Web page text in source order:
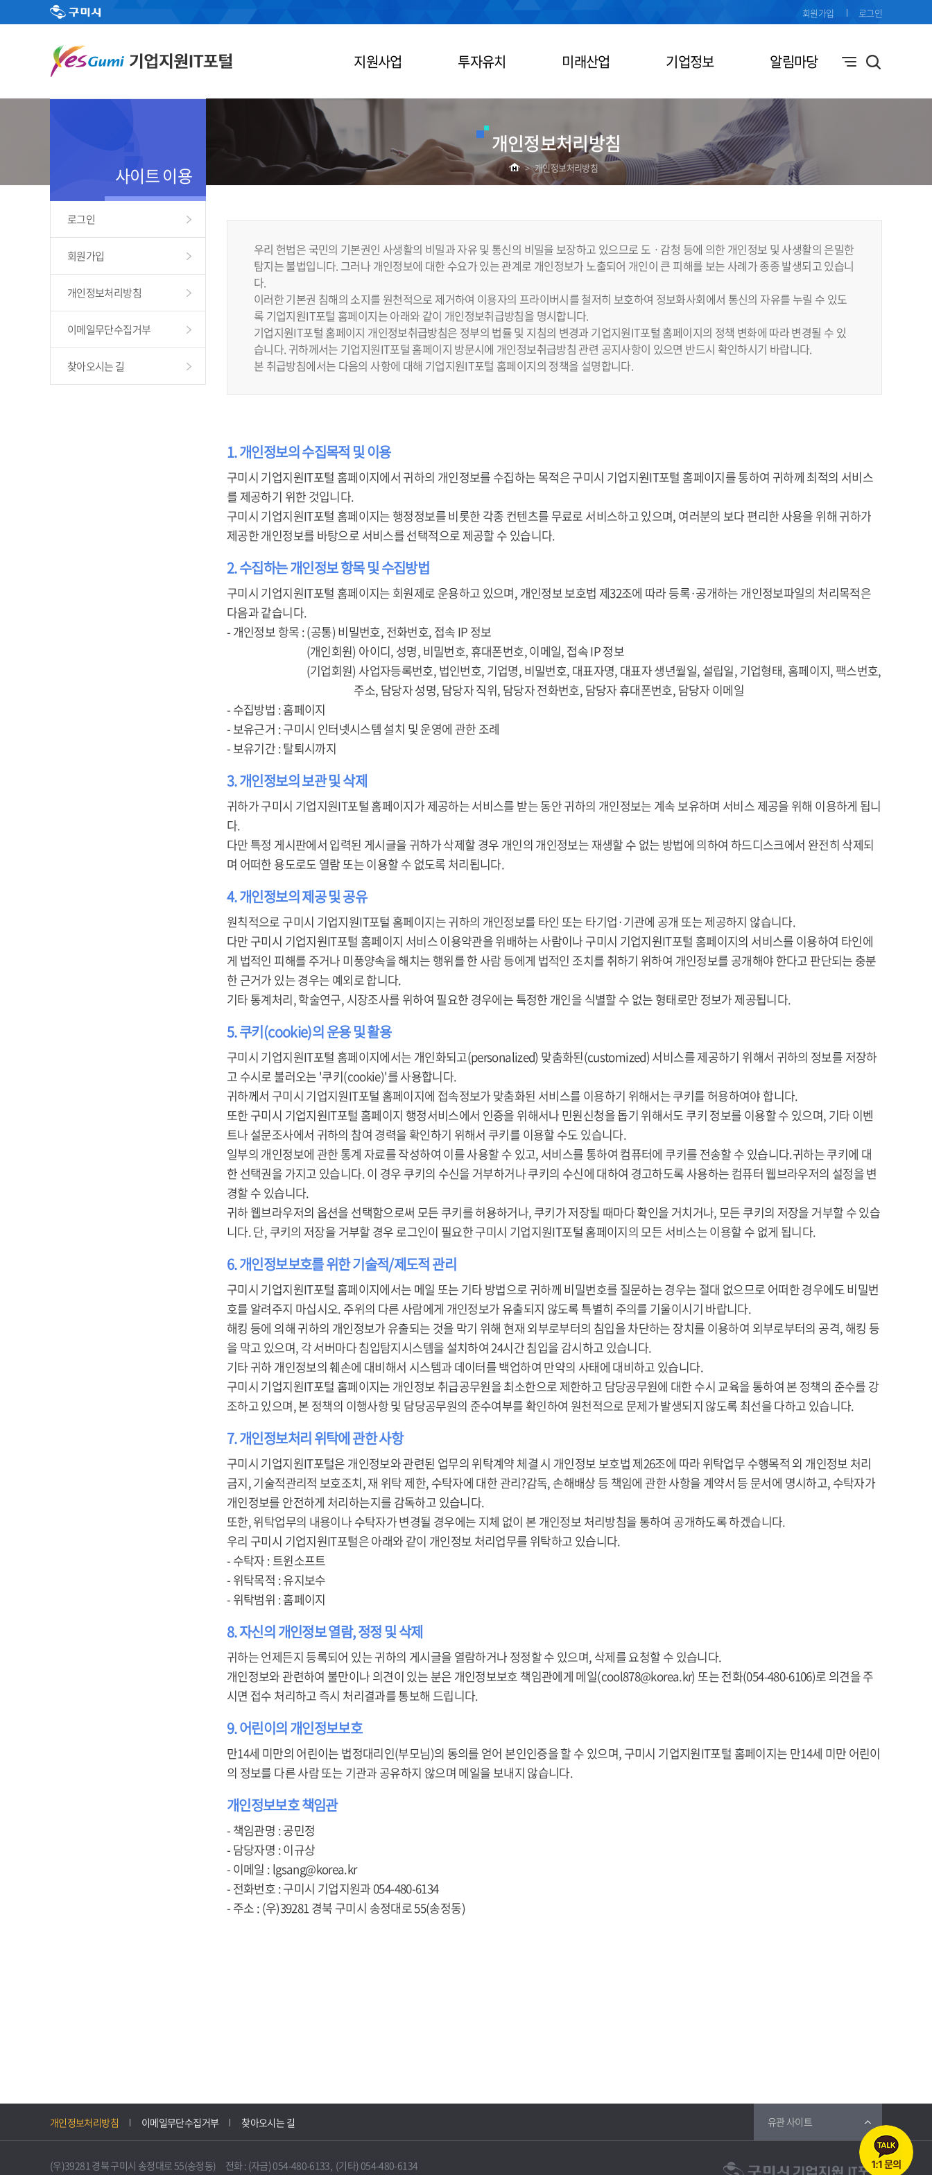
지원사업 투자유치 미래산업 기업정보 알림마당
회원가입 로그인
개인정보처리방침
> 개인정보처리방침
사이트 이용
로그인
회원가입
개인정보처리방침
이메일무단수집거부
찾아오시는 길
우리 헌법은 국민의 기본권인 사생활의 비밀과 자유 및 통신의 비밀을 보장하고 있으므로 도ㆍ감청 등에 의한 개인정보 및 사생활의 은밀한
탐지는 불법입니다. 그러나 개인정보에 대한 수요가 있는 관계로 개인정보가 노출되어 개인이 큰 피해를 보는 사례가 종종 발생되고 있습니
다.
이러한 기본권 침해의 소지를 원천적으로 제거하여 이용자의 프라이버시를 철저히 보호하여 정보화사회에서 통신의 자유를 누릴 수 있도
록 기업지원IT포털 홈페이지는 아래와 같이 개인정보취급방침을 명시합니다.
기업지원IT포털 홈페이지 개인정보취급방침은 정부의 법률 및 지침의 변경과 기업지원IT포털 홈페이지의 정책 변화에 따라 변경될 수 있
습니다. 귀하께서는 기업지원IT포털 홈페이지 방문시에 개인정보취급방침 관련 공지사항이 있으면 반드시 확인하시기 바랍니다.
본 취급방침에서는 다음의 사항에 대해 기업지원IT포털 홈페이지의 정책을 설명합니다.
1. 개인정보의 수집목적 및 이용
구미시 기업지원IT포털 홈페이지에서 귀하의 개인정보를 수집하는 목적은 구미시 기업지원IT포털 홈페이지를 통하여 귀하께 최적의 서비스
를 제공하기 위한 것입니다.
구미시 기업지원IT포털 홈페이지는 행정정보를 비롯한 각종 컨텐츠를 무료로 서비스하고 있으며, 여러분의 보다 편리한 사용을 위해 귀하가
제공한 개인정보를 바탕으로 서비스를 선택적으로 제공할 수 있습니다.
2. 수집하는 개인정보 항목 및 수집방법
구미시 기업지원IT포털 홈페이지는 회원제로 운용하고 있으며, 개인정보 보호법 제32조에 따라 등록·공개하는 개인정보파일의 처리목적은
다음과 같습니다.
- 개인정보 항목 : (공통) 비밀번호, 전화번호, 접속 IP 정보
(개인회원) 아이디, 성명, 비밀번호, 휴대폰번호, 이메일, 접속 IP 정보
(기업회원) 사업자등록번호, 법인번호, 기업명, 비밀번호, 대표자명, 대표자 생년월일, 설립일, 기업형태, 홈페이지, 팩스번호,
주소, 담당자 성명, 담당자 직위, 담당자 전화번호, 담당자 휴대폰번호, 담당자 이메일
- 수집방법 : 홈페이지
- 보유근거 : 구미시 인터넷시스템 설치 및 운영에 관한 조례
- 보유기간 : 탈퇴시까지
3. 개인정보의 보관 및 삭제
귀하가 구미시 기업지원IT포털 홈페이지가 제공하는 서비스를 받는 동안 귀하의 개인정보는 계속 보유하며 서비스 제공을 위해 이용하게 됩니
다.
다만 특정 게시판에서 입력된 게시글을 귀하가 삭제할 경우 개인의 개인정보는 재생할 수 없는 방법에 의하여 하드디스크에서 완전히 삭제되
며 어떠한 용도로도 열람 또는 이용할 수 없도록 처리됩니다.
4. 개인정보의 제공 및 공유
원칙적으로 구미시 기업지원IT포털 홈페이지는 귀하의 개인정보를 타인 또는 타기업·기관에 공개 또는 제공하지 않습니다.
다만 구미시 기업지원IT포털 홈페이지 서비스 이용약관을 위배하는 사람이나 구미시 기업지원IT포털 홈페이지의 서비스를 이용하여 타인에
게 법적인 피해를 주거나 미풍양속을 해치는 행위를 한 사람 등에게 법적인 조치를 취하기 위하여 개인정보를 공개해야 한다고 판단되는 충분
한 근거가 있는 경우는 예외로 합니다.
기타 통계처리, 학술연구, 시장조사를 위하여 필요한 경우에는 특정한 개인을 식별할 수 없는 형태로만 정보가 제공됩니다.
5. 쿠키(cookie)의 운용 및 활용
구미시 기업지원IT포털 홈페이지에서는 개인화되고(personalized) 맞춤화된(customized) 서비스를 제공하기 위해서 귀하의 정보를 저장하
고 수시로 불러오는 '쿠키(cookie)'를 사용합니다.
귀하께서 구미시 기업지원IT포털 홈페이지에 접속정보가 맞춤화된 서비스를 이용하기 위해서는 쿠키를 허용하여야 합니다.
또한 구미시 기업지원IT포털 홈페이지 행정서비스에서 인증을 위해서나 민원신청을 돕기 위해서도 쿠키 정보를 이용할 수 있으며, 기타 이벤
트나 설문조사에서 귀하의 참여 경력을 확인하기 위해서 쿠키를 이용할 수도 있습니다.
일부의 개인정보에 관한 통계 자료를 작성하여 이를 사용할 수 있고, 서비스를 통하여 컴퓨터에 쿠키를 전송할 수 있습니다.귀하는 쿠키에 대
한 선택권을 가지고 있습니다. 이 경우 쿠키의 수신을 거부하거나 쿠키의 수신에 대하여 경고하도록 사용하는 컴퓨터 웹브라우저의 설정을 변
경할 수 있습니다.
귀하 웹브라우저의 옵션을 선택함으로써 모든 쿠키를 허용하거나, 쿠키가 저장될 때마다 확인을 거치거나, 모든 쿠키의 저장을 거부할 수 있습
니다. 단, 쿠키의 저장을 거부할 경우 로그인이 필요한 구미시 기업지원IT포털 홈페이지의 모든 서비스는 이용할 수 없게 됩니다.
6. 개인정보보호를 위한 기술적/제도적 관리
구미시 기업지원IT포털 홈페이지에서는 메일 또는 기타 방법으로 귀하께 비밀번호를 질문하는 경우는 절대 없으므로 어떠한 경우에도 비밀번
호를 알려주지 마십시오. 주위의 다른 사람에게 개인정보가 유출되지 않도록 특별히 주의를 기울이시기 바랍니다.
해킹 등에 의해 귀하의 개인정보가 유출되는 것을 막기 위해 현재 외부로부터의 침입을 차단하는 장치를 이용하여 외부로부터의 공격, 해킹 등
을 막고 있으며, 각 서버마다 침입탐지시스템을 설치하여 24시간 침입을 감시하고 있습니다.
기타 귀하 개인정보의 훼손에 대비해서 시스템과 데이터를 백업하여 만약의 사태에 대비하고 있습니다.
구미시 기업지원IT포털 홈페이지는 개인정보 취급공무원을 최소한으로 제한하고 담당공무원에 대한 수시 교육을 통하여 본 정책의 준수를 강
조하고 있으며, 본 정책의 이행사항 및 담당공무원의 준수여부를 확인하여 원천적으로 문제가 발생되지 않도록 최선을 다하고 있습니다.
7. 개인정보처리 위탁에 관한 사항
구미시 기업지원IT포털은 개인정보와 관련된 업무의 위탁계약 체결 시 개인정보 보호법 제26조에 따라 위탁업무 수행목적 외 개인정보 처리
금지, 기술적관리적 보호조치, 재 위탁 제한, 수탁자에 대한 관리?감독, 손해배상 등 책임에 관한 사항을 계약서 등 문서에 명시하고, 수탁자가
개인정보를 안전하게 처리하는지를 감독하고 있습니다.
또한, 위탁업무의 내용이나 수탁자가 변경될 경우에는 지체 없이 본 개인정보 처리방침을 통하여 공개하도록 하겠습니다.
우리 구미시 기업지원IT포털은 아래와 같이 개인정보 처리업무를 위탁하고 있습니다.
- 수탁자 : 트윈소프트
- 위탁목적 : 유지보수
- 위탁범위 : 홈페이지
8. 자신의 개인정보 열람, 정정 및 삭제
귀하는 언제든지 등록되어 있는 귀하의 게시글을 열람하거나 정정할 수 있으며, 삭제를 요청할 수 있습니다.
개인정보와 관련하여 불만이나 의견이 있는 분은 개인정보보호 책임관에게 메일(cool878@korea.kr) 또는 전화(054-480-6106)로 의견을 주
시면 접수 처리하고 즉시 처리결과를 통보해 드립니다.
9. 어린이의 개인정보보호
만14세 미만의 어린이는 법정대리인(부모님)의 동의를 얻어 본인인증을 할 수 있으며, 구미시 기업지원IT포털 홈페이지는 만14세 미만 어린이
의 정보를 다른 사람 또는 기관과 공유하지 않으며 메일을 보내지 않습니다.
개인정보보호 책임관
- 책임관명 : 공민정
- 담당자명 : 이규상
- 이메일 : lgsang@korea.kr
- 전화번호 : 구미시 기업지원과 054-480-6134
- 주소 : (우)39281 경북 구미시 송정대로 55(송정동)
개인정보처리방침 이메일무단수집거부 찾아오시는 길 유관 사이트
(우)39281 경북 구미시 송정대로 55(송정동) 전화 : (자금) 054-480-6133, (기타) 054-480-6134